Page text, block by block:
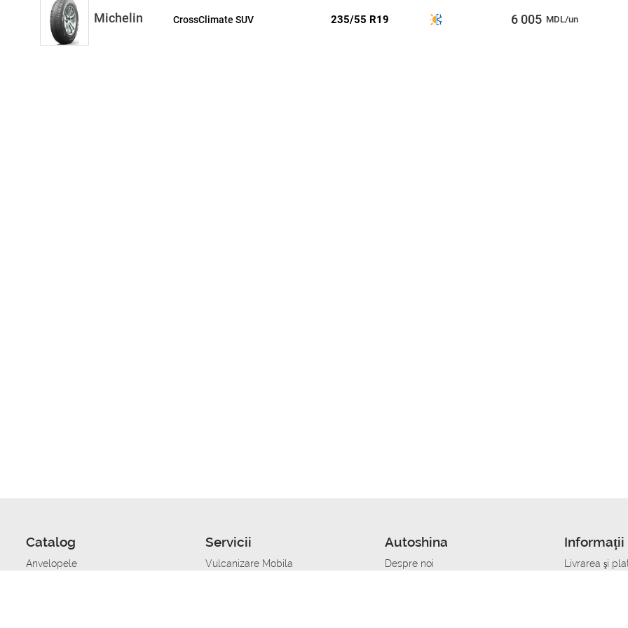
Michelin CrossClimate SUV 235/55 R19 6 005 MDL/un
Catalog
Anvelopele
Servicii
Vulcanizare Mobila
Autoshina
Despre noi
Livrarea şi